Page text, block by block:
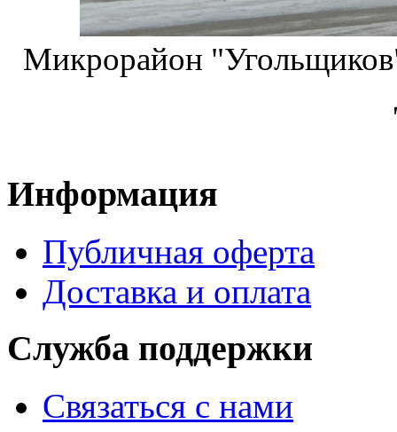
Микрорайон
Информация
Публичная оферта
Доставка и оплата
Служба поддержки
Связаться с нами